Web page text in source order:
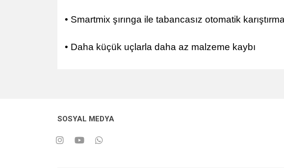
• Smartmix şırınga ile tabancasız otomatik
• Daha küçük uçlarla daha az malzeme kaybı
SOSYAL MEDYA